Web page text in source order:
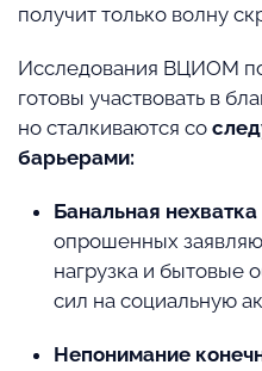
получит только волну
Исследования ВЦИОМ
готовы участвовать в
но сталкиваются со
барьерами:
Банальная
опрошенных
нагрузка и бытовые
сил на социальную
Непонимание